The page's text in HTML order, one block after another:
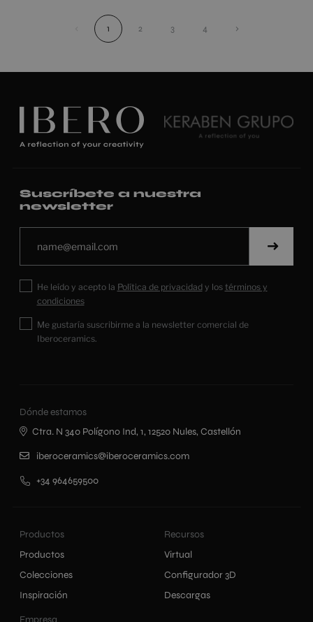
1 2 3 4 ›
Suscríbete a nuestra
newsletter
He leído y acepto la Política de privacidady los términos y
condiciones
Me gustaría suscribirme a la newsletter comercial de
Iberoceramics.
Productos
Productos
Colecciones
Inspiración
Recursos
Virtual
Configurador 3D
Descargas
Empresa
Dónde estamos
Ctra. N 340 Polígono Ind, 1, 12520 Nules, Castellón
iberoceramics@iberoceramics.com
+34 964659500